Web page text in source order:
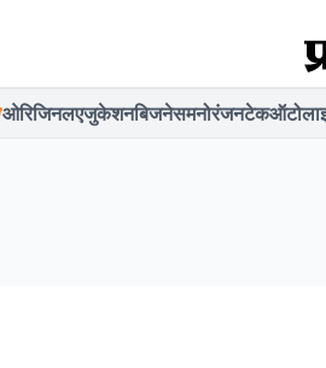
ओरिजिनलएजुकेशनबिजनेसमनोरंजनटेकऑटो